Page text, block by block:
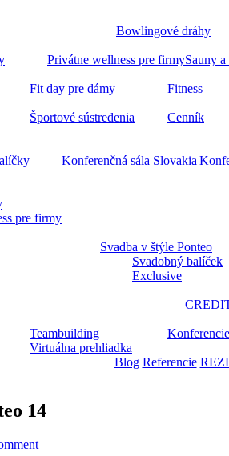
Bowlingové dráhy
Privátne wellness pre firmySauny
Fit day pre dámy Fitness
Športové sústredenia
Cenník
Konferenčná sála Slovakia
pre firmy
Svadba v štýle Ponteo
Svadobný balíček
Exclusive
Teambuilding Konferencie
Virtuálna prehliadka
Blog Referencie
14